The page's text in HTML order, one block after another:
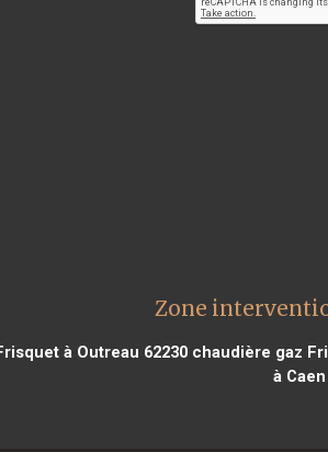
Zone
à Outreau 62230chaudière gaz
à